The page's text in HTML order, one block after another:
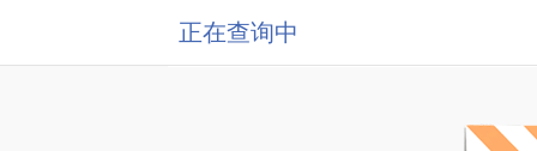
正在查询中